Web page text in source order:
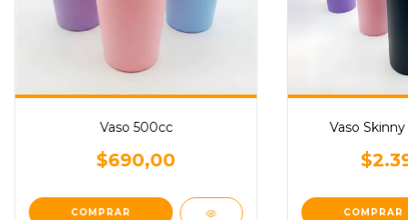
Vaso 500cc
$690,00
COMPRAR
Vaso
COMPRAR